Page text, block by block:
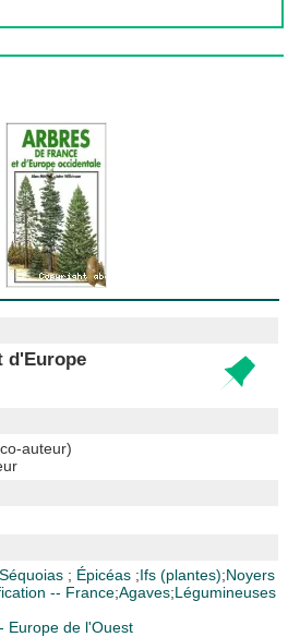
d'Europe
auteur)
Séquoias ; Épicéas ;Ifs (plantes);Noyers
-- France;Agaves;Légumineuses
Europe de l'Ouest